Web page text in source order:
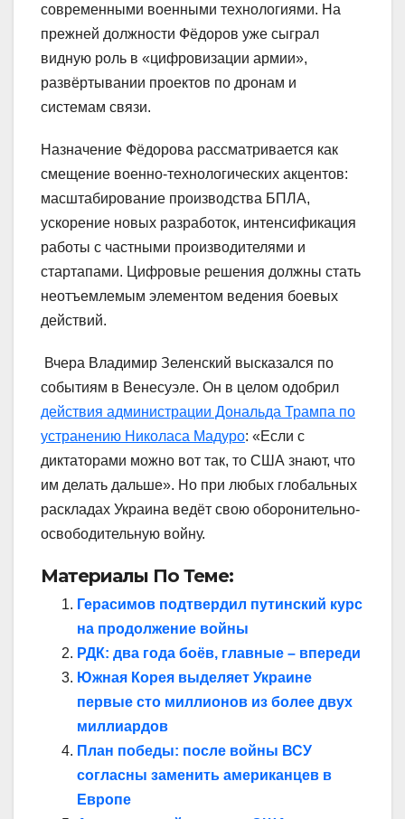
современными военными технологиями. На
прежней должности Фёдоров уже сыграл
видную роль в «цифровизации армии»,
развёртывании проектов по дронам и
системам связи.
Назначение Фёдорова рассматривается как
смещение военно-технологических акцентов:
масштабирование производства БПЛА,
ускорение новых разработок, интенсификация
работы с частными производителями и
стартапами. Цифровые решения должны стать
неотъемлемым элементом ведения боевых
действий.
Вчера Владимир Зеленский высказался по
событиям в Венесуэле. Он в целом одобрил
действия администрации Дональда Трампа по
устранению Николаса Мадуро: «Если с
диктаторами можно вот так, то США знают, что
им делать дальше». Но при любых глобальных
раскладах Украина ведёт свою оборонительно-
освободительную войну.
Материалы По Теме:
Герасимов подтвердил путинский курс
на продолжение войны
РДК: два года боёв, главные – впереди
Южная Корея выделяет Украине
первые сто миллионов из более двух
миллиардов
План победы: после войны ВСУ
согласны заменить американцев в
Европе